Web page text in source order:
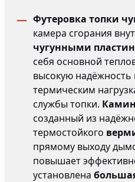
Футеровка топки
камера сгорания
чугунными
себя основной
высокую надёжность
термическим
службы топки.
созданный из
термостойкого
прямому выходу
повышает
установлена